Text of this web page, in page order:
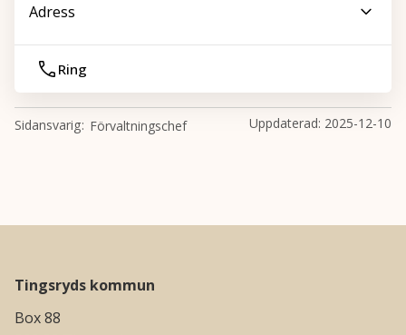
Adress
Ring
Förvaltningschef
Sidansvarig Uppdaterad: 2025-12-10
Tingsryds kommun
Box 88